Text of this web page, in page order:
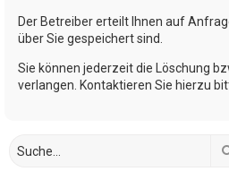
Der Betreiber erteilt Ihnen auf
über Sie gespeichert sind.
Sie können jederzeit die Löschung
verlangen. Kontaktieren Sie hierzu